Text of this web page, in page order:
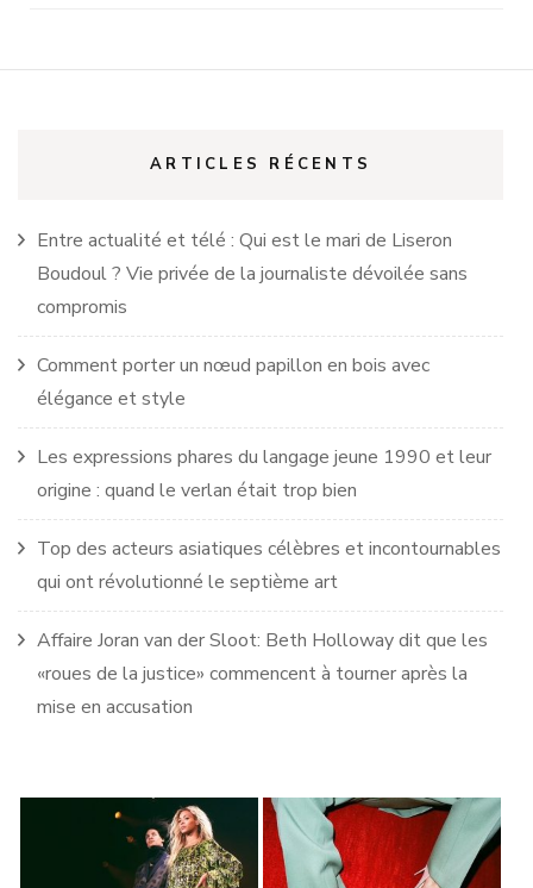
ARTICLES RÉCENTS
Entre actualité et télé : Qui est le mari de Liseron
Boudoul ? Vie privée de la journaliste dévoilée sans
compromis
Comment porter un nœud papillon en bois avec
élégance et style
Les expressions phares du langage jeune 1990 et leur
origine : quand le verlan était trop bien
Top des acteurs asiatiques célèbres et incontournables
qui ont révolutionné le septième art
Affaire Joran van der Sloot: Beth Holloway dit que les
«roues de la justice» commencent à tourner après la
mise en accusation